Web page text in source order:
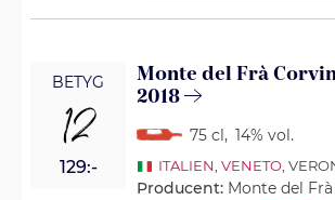
BETYG
12
129:-
Monte del Frà
2018
75 cl, 14% vol.
ITALIEN VENETO,
Producent: Monte del Frà